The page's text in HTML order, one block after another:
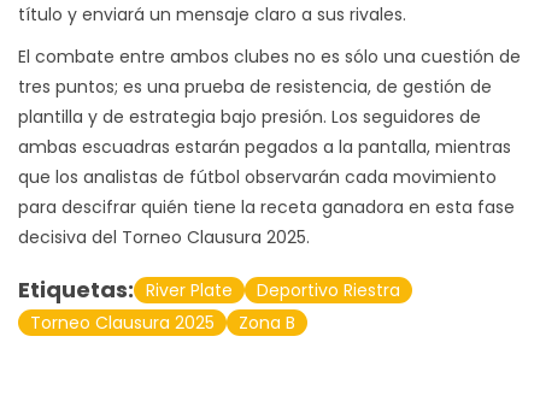
título y enviará un mensaje claro a sus rivales.
El combate entre ambos clubes no es sólo una cuestión de
tres puntos; es una prueba de resistencia, de gestión de
plantilla y de estrategia bajo presión. Los seguidores de
ambas escuadras estarán pegados a la pantalla, mientras
que los analistas de fútbol observarán cada movimiento
para descifrar quién tiene la receta ganadora en esta fase
decisiva del Torneo Clausura 2025.
Etiquetas: River Plate
Deportivo Riestra
Torneo Clausura 2025
Zona B